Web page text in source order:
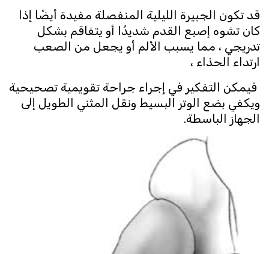
قد تكون الجبيرة الليلية المنفصلة مفيدة أيضًا إذا
كان تشوه إصبع القدم شديدًا أو يتفاقم بشكل
تدريجي ، مما يسبب الألم أو يجعل من الصعب
ارتداء الحذاء ،
فيمكن التفكير في إجراء جراحة تقويمية تصحيحية
ويكفي بضع الوتر البسيط ونقل المثني الطويل إلى
الجهاز الباسطة.